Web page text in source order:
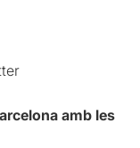
amb les